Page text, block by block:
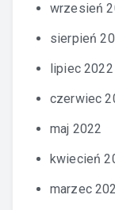
wrzesień
sierpień
lipiec 2022
czerwiec
maj 2022
kwiecień
marzec